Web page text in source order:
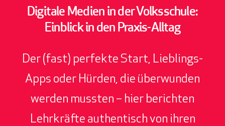
Digitale Medien in der Volksschule:
Einblick in den Praxis-Alltag
Der (fast) perfekte Start, Lieblings-
Apps oder Hürden, die überwunden
werden mussten – hier berichten
Lehrkräfte authentisch von ihren